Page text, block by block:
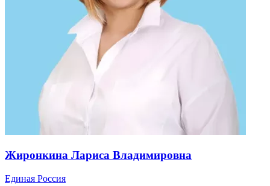
Жиронкина Лариса Владимировна
Единая Россия